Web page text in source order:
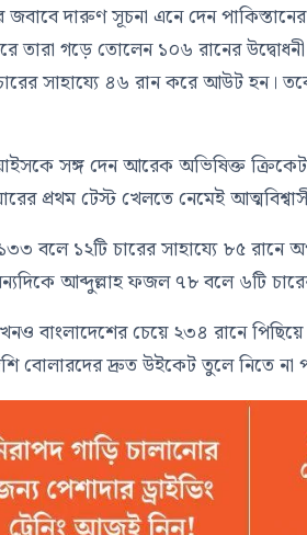
জবাবে দারুণ সূচনা এনে দেন
তারা গড়ে তোলেন ১০৬ রানের
সাহায্যে ৪৬ রান করে আউট হন।
সঙ্গ দেন আরেক অভিষিক্ত
প্রথম টেস্ট খেলতে নেমেই
বলে ১২টি চারের সাহায্যে ৮৫ রানে
আব্দুল্লাহ ফজল ৭৮ বলে ৬টি
বাংলাদেশের চেয়ে ২৩৪ রানে
বোলারদের দ্রুত উইকেট তুলে নিতে না